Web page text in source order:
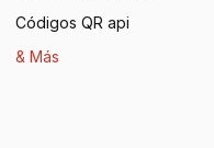
Códigos QR api
& Más